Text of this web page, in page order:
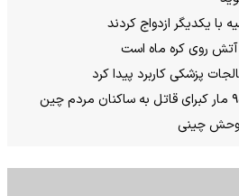
با یکدیگر ازدواج کردند
روی کره ماه است
پزشکی کاربرد پیدا کرد
چینی